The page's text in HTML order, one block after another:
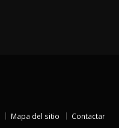
Mapa del sitio Contactar